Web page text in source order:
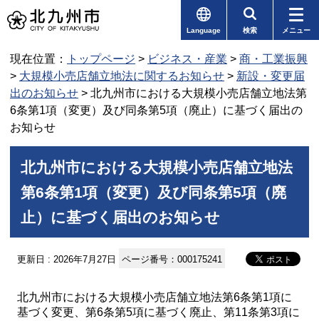
Language 検索 メニュー
現在位置： トップページ > ビジネス・産業 > 商・工業振興
> 大規模小売店舗立地法に関するお知らせ > 新設・変更届
出のお知らせ > 北九州市における大規模小売店舗立地法第
6条第1項（変更）及び同条第5項（廃止）に基づく届出の
お知らせ
北九州市における大規模小売店舗立地法
第6条第1項（変更）及び同条第5項（廃
止）に基づく届出のお知らせ
更新日 : 2026年7月27日 ページ番号：000175241
北九州市における大規模小売店舗立地法第6条第1項に
基づく変更、第6条第5項に基づく廃止、第11条第3項に